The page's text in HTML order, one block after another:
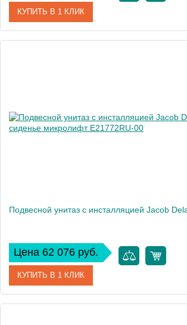
КУПИТЬ В 1 КЛИК
Вес, кг
Цена 62 076 руб.
КУПИТЬ В 1 КЛИК